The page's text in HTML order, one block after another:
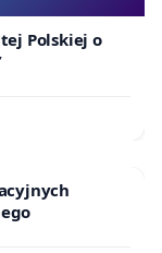
Polskiej o